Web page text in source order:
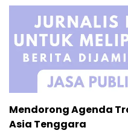
Mendorong Agenda
Asia Tenggara